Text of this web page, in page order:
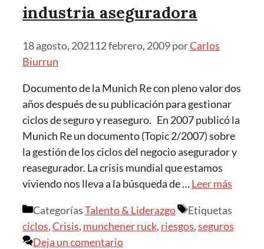
industria aseguradora
18 agosto, 202112 febrero, 2009porCarlos
Biurrun
Documento de la Munich Re con pleno valor dos
años después de su publicación para gestionar
ciclos de seguro y reaseguro. En 2007 publicó la
Munich Re un documento (Topic 2/2007) sobre
la gestión de los ciclos del negocio asegurador y
reasegurador. La crisis mundial que estamos
viviendo nos lleva a la búsqueda de …Leer más
CategoríasTalento & Liderazgo
Etiquetas
ciclos,Crisis, munchener ruck, riesgos,seguros
Deja un comentario